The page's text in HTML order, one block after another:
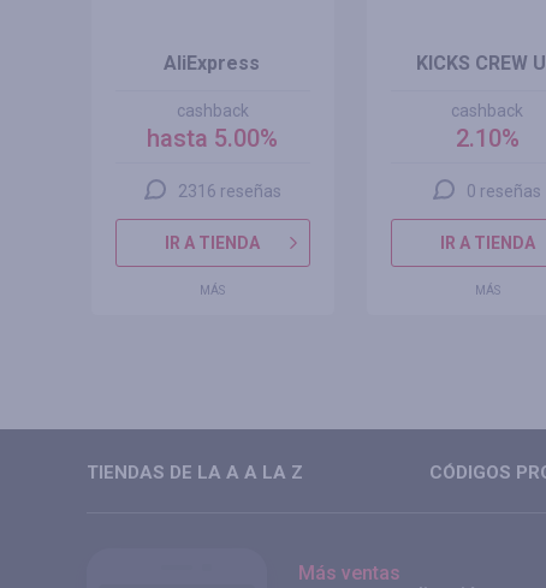
AliExpress
cashback
hasta 5.00%
2316 reseñas
IR A TIENDA
MÁS
KICKS CREW
cashback
2.10%
0 reseñas
IR A TIENDA
MÁS
TIENDAS DE LA A A LA Z CÓDIGOS
Más ventas